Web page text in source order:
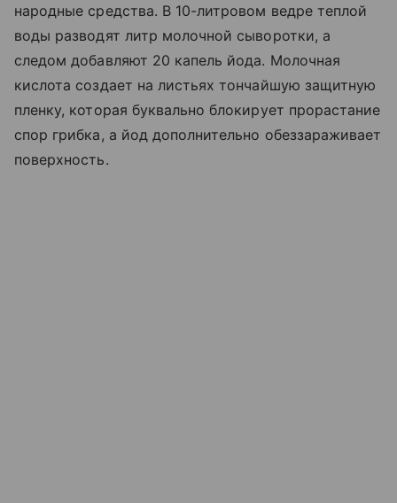
народные средства. В 10-литровом ведре теплой
воды разводят литр молочной сыворотки, а
следом добавляют 20 капель йода. Молочная
кислота создает на листьях тончайшую защитную
пленку, которая буквально блокирует прорастание
спор грибка, а йод дополнительно обеззараживает
поверхность.